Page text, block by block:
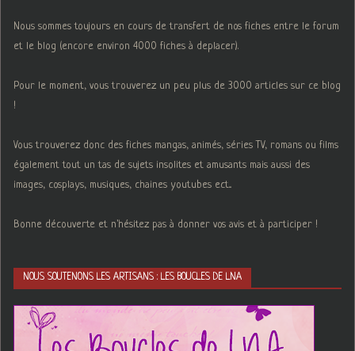
Nous sommes toujours en cours de transfert de nos fiches entre le forum
et le blog (encore environ 4000 fiches à deplacer).
Pour le moment, vous trouverez un peu plus de 3000 articles sur ce blog
!
Vous trouverez donc des fiches mangas, animés, séries TV, romans ou films
également tout un tas de sujets insolites et amusants mais aussi des
images, cosplays, musiques, chaines youtubes ect...
Bonne découverte et n'hésitez pas à donner vos avis et à participer !
NOUS SOUTENONS LES ARTISANS : LES BOUCLES DE LNA